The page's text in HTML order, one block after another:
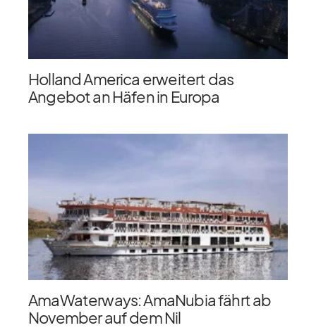
Holland America erweitert das
Angebot an Häfen in Europa
AmaWaterways: AmaNubia fährt ab
November auf dem Nil